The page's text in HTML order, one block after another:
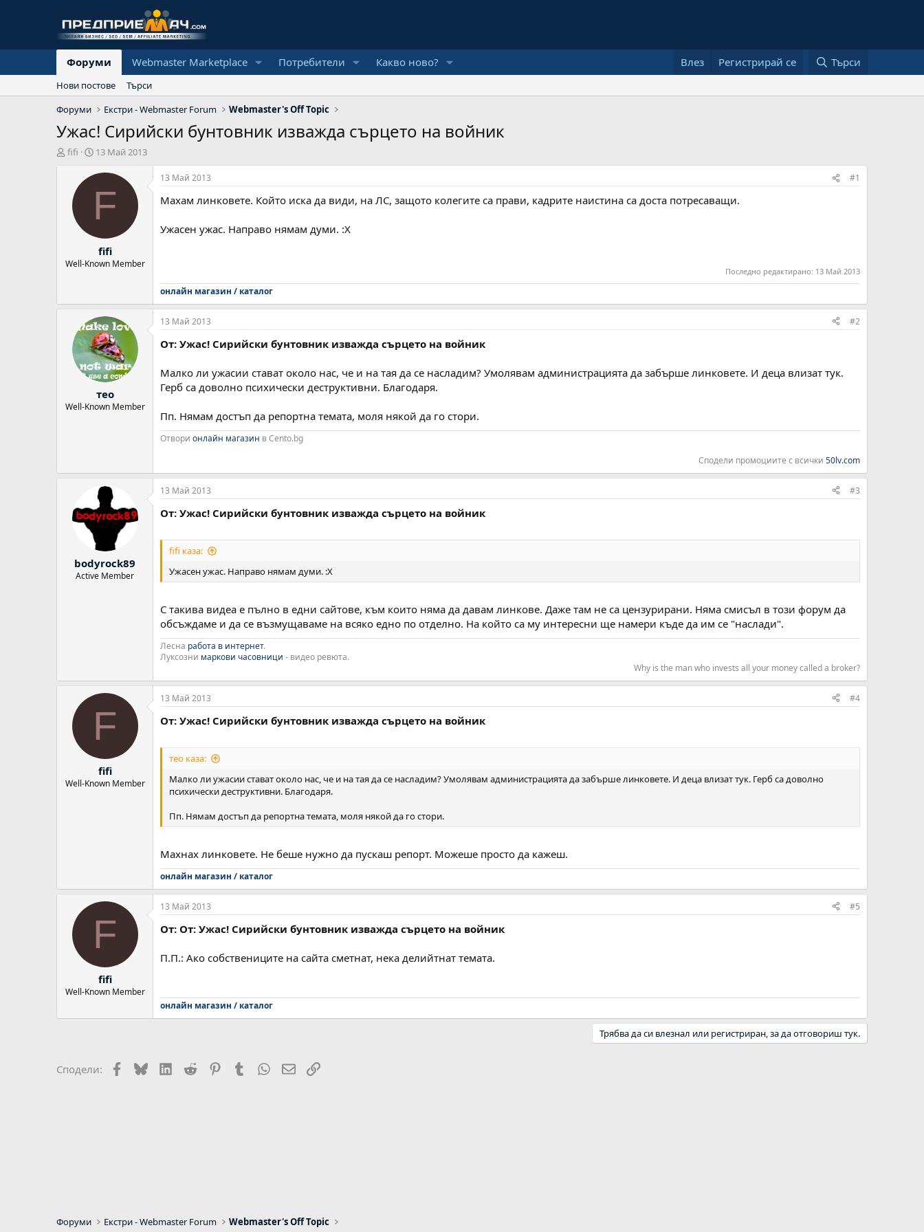
Форуми Webmaster Marketplace Потребители Какво ново? Влез Регистрирай се Търси
Нови постове
Търси
Форуми
Екстри - Webmaster Forum Webmaster's Off Topic
Ужас! Сирийски бунтовник изважда сърцето на войник
А
fifi
Н
ч
д
а
т
13 Май 2013
F
fifi
Well-Known Member
13 Май 2013 #1
Махам линковете. Който иска да види, на ЛС, защото колегите са прави, кадрите наистина са доста потресаващи.
Ужасен ужас. Направо нямам думи. :Х
Последно редактирано: 13 Май 2013
онлайн магазин / каталог
тео
Well-Known Member
13 Май 2013 #2
От: Ужас! Сирийски бунтовник изважда сърцето на войник
Малко ли ужасии стават около нас, че и на тая да се насладим? Умолявам администрацията да забърше линковете. И деца влизат тук.
Герб са доволно психически деструктивни. Благодаря.
Пп. Нямам достъп да репортна темата, моля някой да го стори.
Отвори онлайн магазин в Cento.bg
Сподели промоциите с всички 50lv.com
bodyrock89
Active Member
13 Май 2013 #3
От: Ужас! Сирийски бунтовник изважда сърцето на войник
fifi каза:
Ужасен ужас. Направо нямам думи. :Х
С такива видеа е пълно в едни сайтове, към които няма да давам линкове. Даже там не са цензурирани. Няма смисъл в този форум да
обсъждаме и да се възмущаваме на всяко едно по отделно. На който са му интересни ще намери къде да им се "наслади".
Лесна работа в интернет.
Луксозни маркови часовници - видео ревюта.
Why is the man who invests all your money called a broker?​
F
fifi
Well-Known Member
13 Май 2013 #4
От: Ужас! Сирийски бунтовник изважда сърцето на войник
тео каза:
Малко ли ужасии стават около нас, че и на тая да се насладим? Умолявам администрацията да забърше линковете. И деца влизат тук. Герб са доволно
психически деструктивни. Благодаря.
Пп. Нямам достъп да репортна темата, моля някой да го стори.
Махнах линковете. Не беше нужно да пускаш репорт. Можеше просто да кажеш.
онлайн магазин / каталог
F
fifi
Well-Known Member
13 Май 2013 #5
От: От: Ужас! Сирийски бунтовник изважда сърцето на войник
П.П.: Ако собствениците на сайта сметнат, нека делийтнат темата.
онлайн магазин / каталог
Трябва да си влезнал или регистриран, за да отговориш тук.
Сподели: Facebook
BlueskyLinkedIn
Reddit PinterestTumblr WhatsApp
EmailLink
Форуми Екстри - Webmaster Forum Webmaster's Off Topic